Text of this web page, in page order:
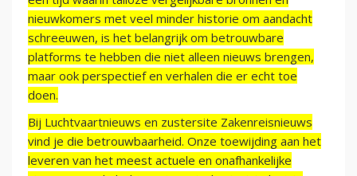
nieuwkomers met veel minder historie om aandacht
schreeuwen, is het belangrijk om betrouwbare
platforms te hebben die niet alleen nieuws brengen,
maar ook perspectief en verhalen die er echt toe
doen.
Bij Luchtvaartnieuws en zustersite Zakenreisnieuws
vind je die betrouwbaarheid. Onze toewijding aan het
leveren van het meest actuele en onafhankelijke